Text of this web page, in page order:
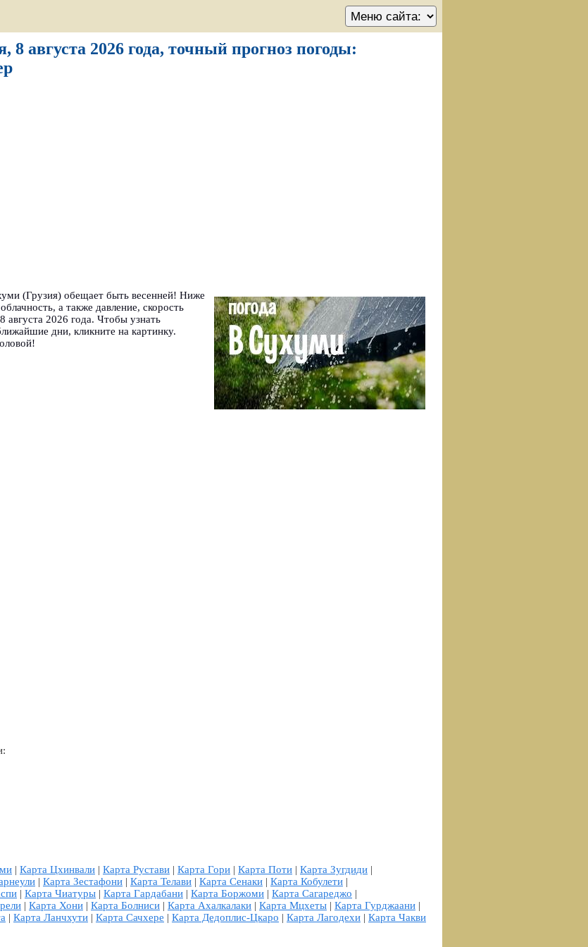
8 августа 2026 года, точный прогноз погоды:
(Грузия) обещает быть весенней! Ниже
а также давление, скорость
августа 2026 года. Чтобы узнать
дни, кликните на картинку.
| Карта Цхинвали | Карта Рустави | Карта Гори | Карта Поти | Карта Зугдиди |
| Карта Зестафони | Карта Телави | Карта Сенаки | Карта Кобулети |
| Карта Чиатуры | Карта Гардабани | Карта Боржоми | Карта Сагареджо |
| Карта Хони | Карта Болниси | Карта Ахалкалаки | Карта Мцхеты | Карта Гурджаани |
| Карта Ланчхути | Карта Сачхере | Карта Дедоплис-Цкаро | Карта Лагодехи | Карта Чакви